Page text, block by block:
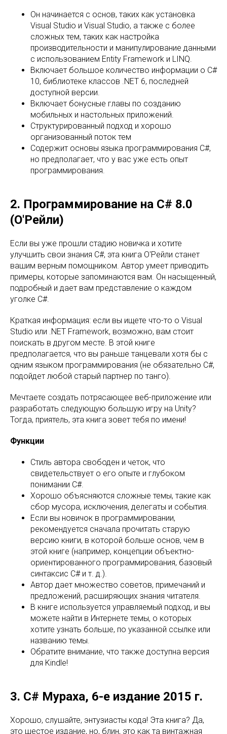
Он начинается с основ, таких как установка
Visual Studio и Visual Studio, а также с более
сложных тем, таких как настройка
производительности и манипулирование данными
с использованием Entity Framework и LINQ.
Включает большое количество информации о C#
10, библиотеке классов .NET 6, последней
доступной версии.
Включает бонусные главы по созданию
мобильных и настольных приложений.
Структурированный подход и хорошо
организованный поток тем
Содержит основы языка программирования C#,
но предполагает, что у вас уже есть опыт
программирования.
2. Программирование на C# 8.0
(О'Рейли)
Если вы уже прошли стадию новичка и хотите
улучшить свои знания C#, эта книга О'Рейли станет
вашим верным помощником. Автор умеет приводить
примеры, которые запоминаются вам. Он насыщенный,
подробный и дает вам представление о каждом
уголке C#.
Краткая информация: если вы ищете что-то о Visual
Studio или .NET Framework, возможно, вам стоит
поискать в другом месте. В этой книге
предполагается, что вы раньше танцевали хотя бы с
одним языком программирования (не обязательно C#,
подойдет любой старый партнер по танго).
Мечтаете создать потрясающее веб-приложение или
разработать следующую большую игру на Unity?
Тогда, приятель, эта книга зовет тебя по имени!
Функции
Стиль автора свободен и четок, что
свидетельствует о его опыте и глубоком
понимании C#.
Хорошо объясняются сложные темы, такие как
сбор мусора, исключения, делегаты и события.
Если вы новичок в программировании,
рекомендуется сначала прочитать старую
версию книги, в которой больше основ, чем в
этой книге (например, концепции объектно-
ориентированного программирования, базовый
синтаксис C# и т. д.).
Автор дает множество советов, примечаний и
предложений, расширяющих знания читателя.
В книге используется управляемый подход, и вы
можете найти в Интернете темы, о которых
хотите узнать больше, по указанной ссылке или
названию темы.
Обратите внимание, что также доступна версия
для Kindle!
3. C# Мураха, 6-е издание 2015 г.
Хорошо, слушайте, энтузиасты кода! Эта книга? Да,
это шестое издание, но, блин, это как та винтажная